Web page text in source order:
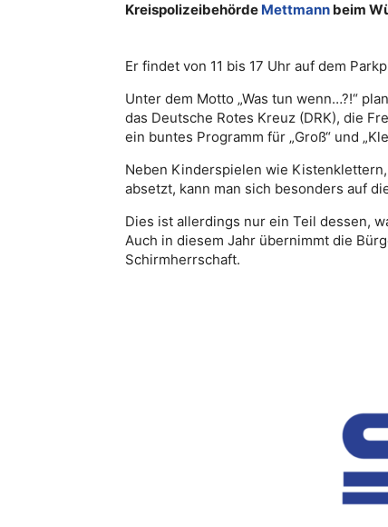
Kreispolizeibehörde Mettmann beim
Er findet von 11 bis 17 Uhr auf dem
Unter dem Motto „Was tun wenn…?!“
das Deutsche Rotes Kreuz (DRK), die
ein buntes Programm für „Groß“ und
Neben Kinderspielen wie
absetzt, kann man sich besonders auf
Dies ist allerdings nur ein Teil dessen,
Auch in diesem Jahr übernimmt die
Schirmherrschaft.